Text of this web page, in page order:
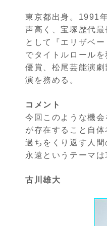
東京都出身。1991
声高く、宝塚歴代
として『エリザベ
でタイトルロール
優賞、松尾芸能演
演を務める。
コメント
今回このような機
が存在すること自
過ちをくり返す人
永遠というテーマ
古川雄大